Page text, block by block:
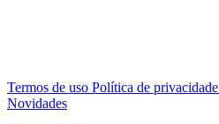
Termos de uso Política de privacidade
Novidades